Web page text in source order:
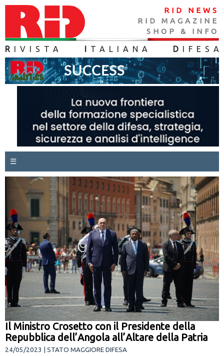
RID NEWS
RID MAGAZINE
SHOP & INFO
R IVISTA TALIANA D IFES A
☰
Il Ministro Crosetto con il Presidente della
Repubblica dell’Angola all’Altare della Patria
24/05/2023 | STATO MAGGIORE DIFESA